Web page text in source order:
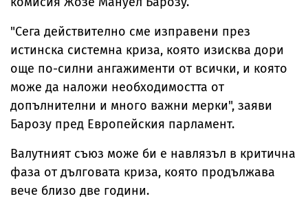
"Сега действително сме изправени през
истинска системна криза, която изисква дори
още по-силни ангажименти от всички, и която
може да наложи необходимостта от
допълнителни и много важни мерки", заяви
Барозу пред Европейския парламент.
Валутният съюз може би е навлязъл в критична
фаза от дълговата криза, която продължава
вече близо две години.